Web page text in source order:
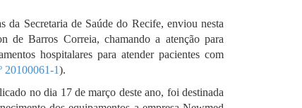
Secretaria de Saúde do Recife, enviou nesta
de Barros Correia, chamando a atenção para
hospitalares para atender pacientes com
20100061-1).
no dia 17 de março deste ano, foi destinada